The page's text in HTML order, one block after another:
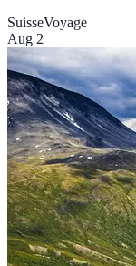
SuisseVoyage
Aug 2